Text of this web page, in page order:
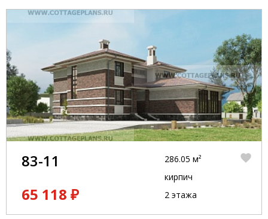
83-11
65 118 ₽
286.05 м²
кирпич
2 этажа